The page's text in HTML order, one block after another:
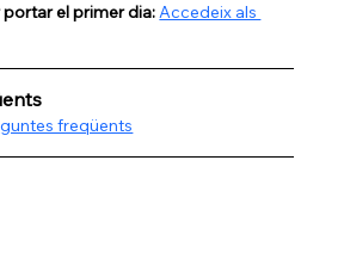
portar el primer dia: Accedeix als
freqüents